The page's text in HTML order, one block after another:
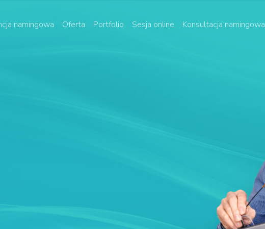
namingowa Oferta Portfolio Sesja online Konsultacja namingowa